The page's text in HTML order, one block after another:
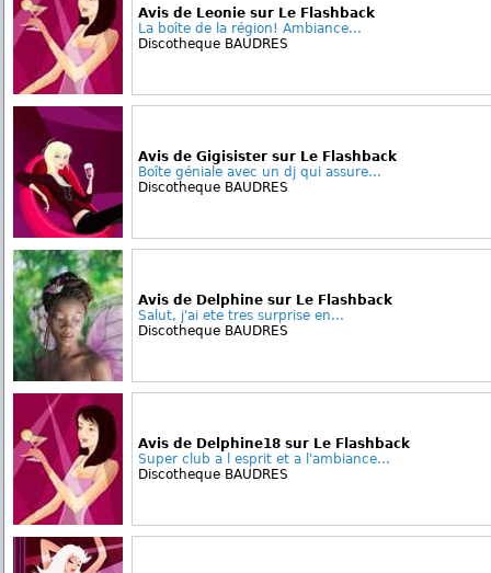
Avis de Leonie sur Le Flashback
La boîte de la région! Ambiance...
Discotheque BAUDRES
Avis de Gigisister sur Le Flashback
Boîte géniale avec un dj qui assure...
Discotheque BAUDRES
Avis de Delphine sur Le Flashback
Salut, j'ai ete tres surprise en...
Discotheque BAUDRES
Avis de Delphine18 sur Le Flashback
Super club a l esprit et a l'ambiance...
Discotheque BAUDRES